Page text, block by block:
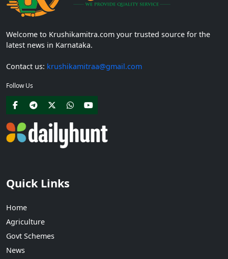
Welcome to Krushikamitra.com your trusted source for the
latest news in Karnataka.
Contact us: krushikamitraa@gmail.com
Follow Us
Quick Links
Home
Agriculture
Govt Schemes
News